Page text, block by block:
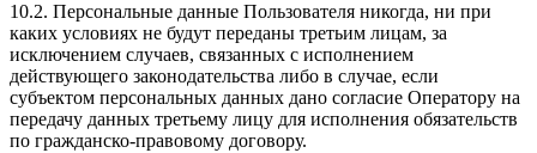
10.2. Персональные данные Пользователя никогда, ни при
каких условиях не будут переданы третьим лицам, за
исключением случаев, связанных с исполнением
действующего законодательства либо в случае, если
субъектом персональных данных дано согласие Оператору на
передачу данных третьему лицу для исполнения обязательств
по гражданско-правовому договору.